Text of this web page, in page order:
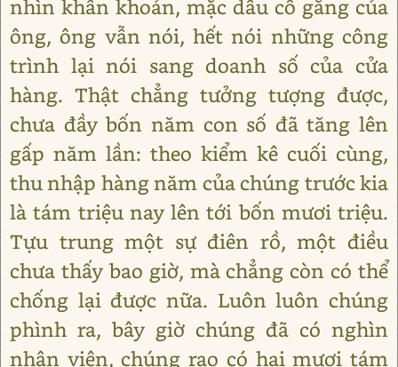
nhìn khẩn khoản, mặc dầu cố gắng của
ông, ông vẫn nói, hết nói những công
trình lại nói sang doanh số của cửa
hàng. Thật chẳng tưởng tượng được,
chưa đầy bốn năm con số đã tăng lên
gấp năm lần: theo kiểm kê cuối cùng,
thu nhập hàng năm của chúng trước kia
là tám triệu nay lên tới bốn mươi triệu.
Tựu trung một sự điên rồ, một điều
chưa thấy bao giờ, mà chẳng còn có thể
chống lại được nữa. Luôn luôn chúng
phình ra, bây giờ chúng đã có nghìn
nhân viên, chúng rao có hai mươi tám